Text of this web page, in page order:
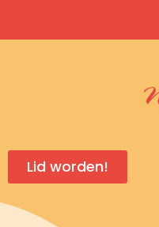
Lid worden!